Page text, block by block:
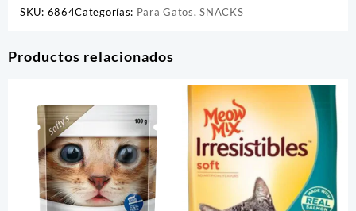
SKU: 6864Categorías: Para Gatos,SNACKS
Productos relacionados